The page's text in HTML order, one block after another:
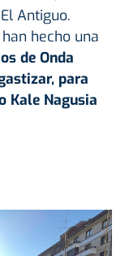
Antiguo.
hecho una
de Onda
para
Kale Nagusia